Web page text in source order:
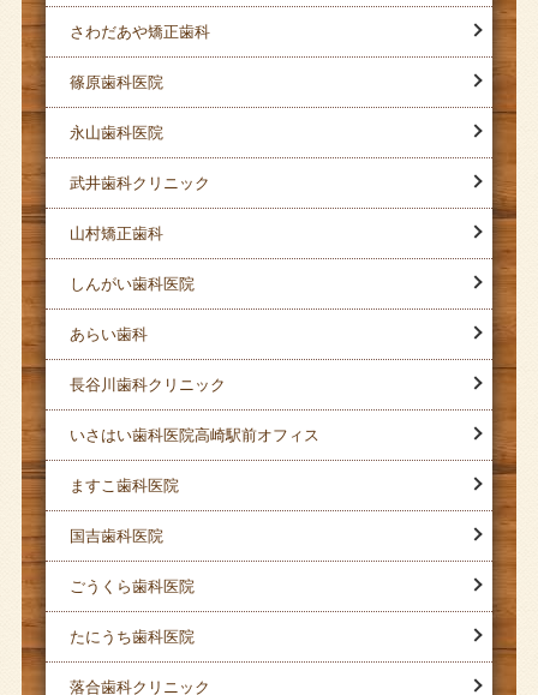
さわだあや矯正歯科
篠原歯科医院
永山歯科医院
武井歯科クリニック
山村矯正歯科
しんがい歯科医院
あらい歯科
長谷川歯科クリニック
いさはい歯科医院高崎駅前オフィス
ますこ歯科医院
国吉歯科医院
ごうくら歯科医院
たにうち歯科医院
落合歯科クリニック